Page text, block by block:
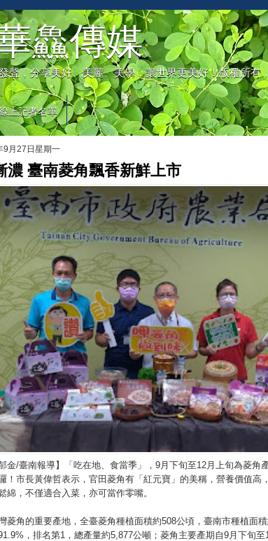
鱻傳媒
聲，分享美好、美麗、美學，讓世界更美好！版權所有
上記者名單
9月27日星期一
濃 臺南菱角飄香新鮮上市
郁金/臺南報導】「吃在地、食當季」，9月下旬至12月上旬為菱角
！市長黃偉哲表示，官田菱角有「紅元寶」的美稱，營養價值高
綿，不僅適合入菜，亦可當作零嘴。
菱角的重要產地，全臺菱角種植面積約508公頃，臺南市種植面積
，排名第1，總產量約5,877公噸；菱角主要產期自9月下旬至